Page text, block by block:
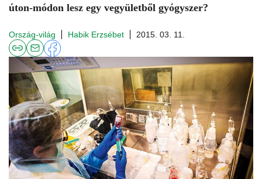
úton-módon lesz egy vegyületből gyógyszer?
Ország-világ Habik Erzsébet 2015. 03. 11.